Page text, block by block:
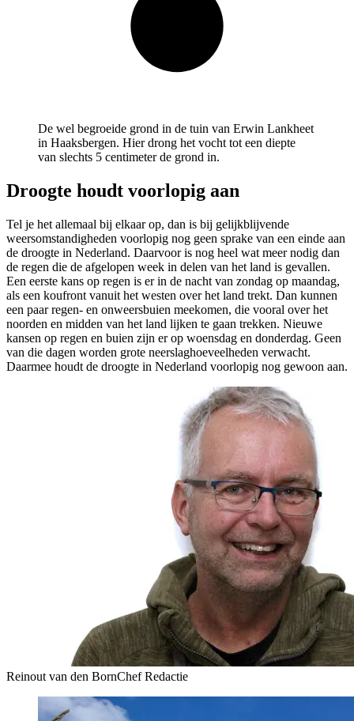
De wel begroeide grond in de tuin van Erwin Lankheet
in Haaksbergen. Hier drong het vocht tot een diepte
van slechts 5 centimeter de grond in.
Droogte houdt voorlopig aan
Tel je het allemaal bij elkaar op, dan is bij gelijkblijvende
weersomstandigheden voorlopig nog geen sprake van een einde aan
de droogte in Nederland. Daarvoor is nog heel wat meer nodig dan
de regen die de afgelopen week in delen van het land is gevallen.
Een eerste kans op regen is er in de nacht van zondag op maandag,
als een koufront vanuit het westen over het land trekt. Dan kunnen
een paar regen- en onweersbuien meekomen, die vooral over het
noorden en midden van het land lijken te gaan trekken. Nieuwe
kansen op regen en buien zijn er op woensdag en donderdag. Geen
van die dagen worden grote neerslaghoeveelheden verwacht.
Daarmee houdt de droogte in Nederland voorlopig nog gewoon aan.
Reinout van den BornChef Redactie